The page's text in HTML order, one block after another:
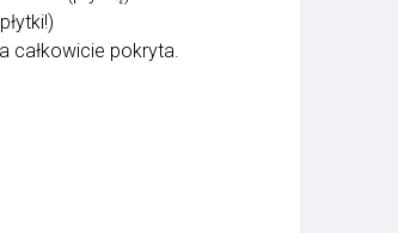
całkowicie pokryta.